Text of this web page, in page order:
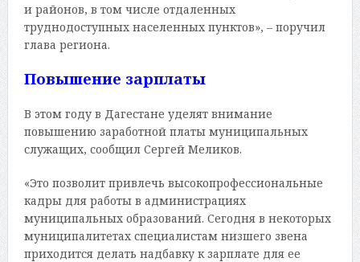
и районов, в том числе отдаленных
труднодоступных населенных пунктов», – поручил
глава региона.
Повышение зарплаты
В этом году в Дагестане уделят внимание
повышению заработной платы муниципальных
служащих, сообщил Сергей Меликов.
«Это позволит привлечь высокопрофессиональные
кадры для работы в администрациях
муниципальных образований. Сегодня в некоторых
муниципалитетах специалистам низшего звена
приходится делать надбавку к зарплате для ее